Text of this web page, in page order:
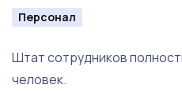
Персонал
Штат сотрудников
человек.